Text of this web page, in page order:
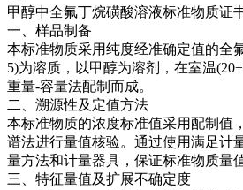
甲醇中全氟丁烷磺酸溶液标准物质证
一、样品制备
本标准物质采用纯度经准确定值的全
5)为溶质，以甲醇为溶剂，在室温
重量-容量法配制而成。
二、溯源性及定值方法
本标准物质的浓度标准值采用配制值
谱法进行量值核验。通过使用满足计
量方法和计量器具，保证标准物质量
三、特征量值及扩展不确定度